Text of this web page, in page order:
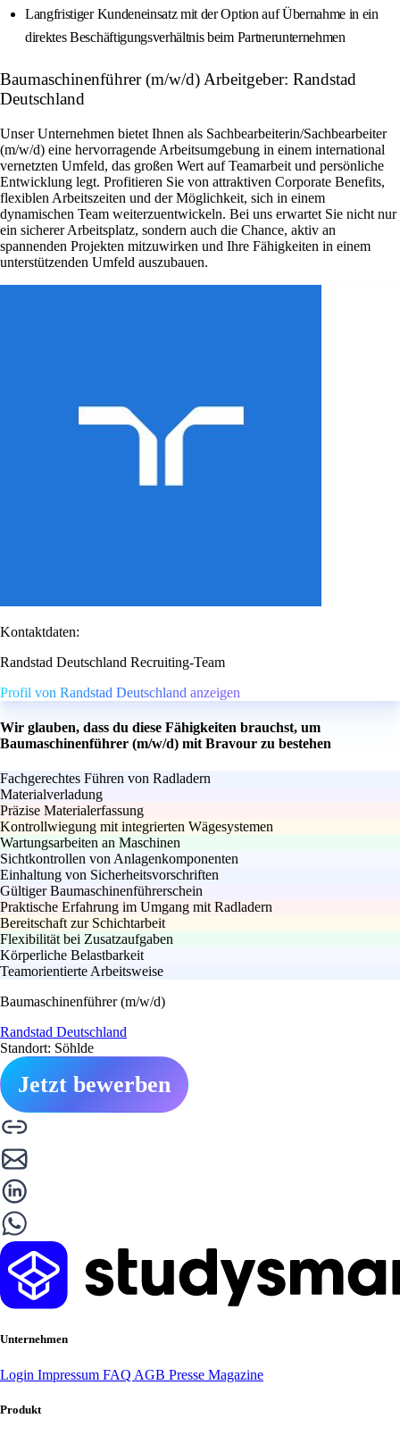
Langfristiger Kundeneinsatz mit der Option auf Übernahme in ein
direktes Beschäftigungsverhältnis beim Partnerunternehmen
Baumaschinenführer (m/w/d) Arbeitgeber: Randstad
Deutschland
Unser Unternehmen bietet Ihnen als Sachbearbeiterin/Sachbearbeiter
(m/w/d) eine hervorragende Arbeitsumgebung in einem international
vernetzten Umfeld, das großen Wert auf Teamarbeit und persönliche
Entwicklung legt. Profitieren Sie von attraktiven Corporate Benefits,
flexiblen Arbeitszeiten und der Möglichkeit, sich in einem
dynamischen Team weiterzuentwickeln. Bei uns erwartet Sie nicht nur
ein sicherer Arbeitsplatz, sondern auch die Chance, aktiv an
spannenden Projekten mitzuwirken und Ihre Fähigkeiten in einem
unterstützenden Umfeld auszubauen.
Kontaktdaten:
Randstad Deutschland Recruiting-Team
Profil von Randstad Deutschland anzeigen
Wir glauben, dass du diese Fähigkeiten brauchst, um
Baumaschinenführer (m/w/d) mit Bravour zu bestehen
Fachgerechtes Führen von Radladern
Materialverladung
Präzise Materialerfassung
Kontrollwiegung mit integrierten Wägesystemen
Wartungsarbeiten an Maschinen
Sichtkontrollen von Anlagenkomponenten
Einhaltung von Sicherheitsvorschriften
Gültiger Baumaschinenführerschein
Praktische Erfahrung im Umgang mit Radladern
Bereitschaft zur Schichtarbeit
Flexibilität bei Zusatzaufgaben
Körperliche Belastbarkeit
Teamorientierte Arbeitsweise
Baumaschinenführer (m/w/d)
Randstad Deutschland
Standort: Söhlde
Jetzt bewerben
Unternehmen
Login Impressum FAQ AGB Presse Magazine
Produkt